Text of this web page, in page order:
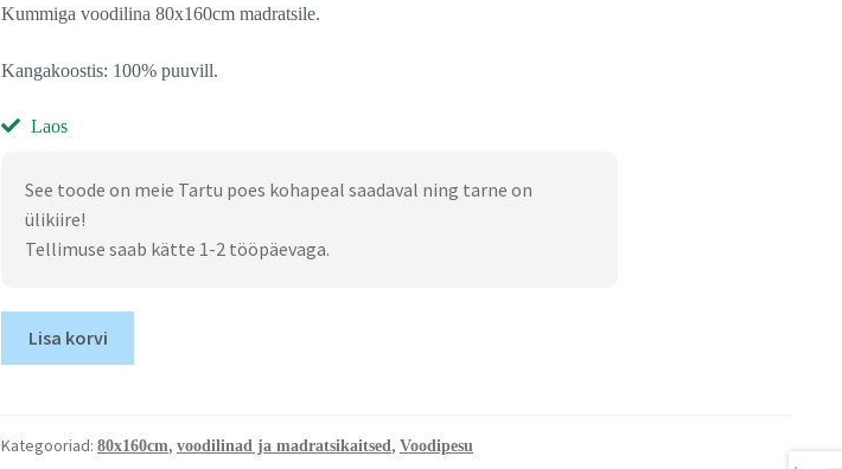
Kummiga voodilina 80x160cm madratsile.
Kangakoostis: 100% puuvill.
Laos
See toode on meie Tartu poes kohapeal saadaval ning tarne on
ülikiire!
Tellimuse saab kätte 1-2 tööpäevaga.
Lisa korvi
Kategooriad: 80x160cm, voodilinad ja madratsikaitsed, Voodipesu